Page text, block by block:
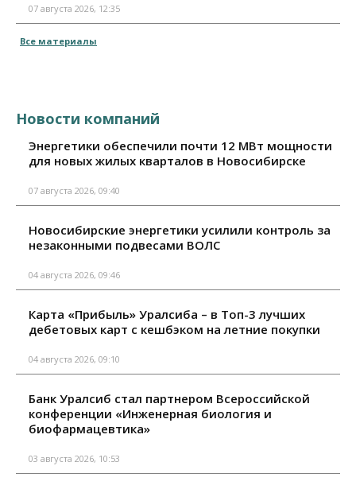
07 августа 2026, 12:35
Все материалы
Новости компаний
Энергетики обеспечили почти 12 МВт мощности
для новых жилых кварталов в Новосибирске
07 августа 2026, 09:40
Новосибирские энергетики усилили контроль за
незаконными подвесами ВОЛС
04 августа 2026, 09:46
Карта «Прибыль» Уралсиба – в Топ-3 лучших
дебетовых карт с кешбэком на летние покупки
04 августа 2026, 09:10
Банк Уралсиб стал партнером Всероссийской
конференции «Инженерная биология и
биофармацевтика»
03 августа 2026, 10:53